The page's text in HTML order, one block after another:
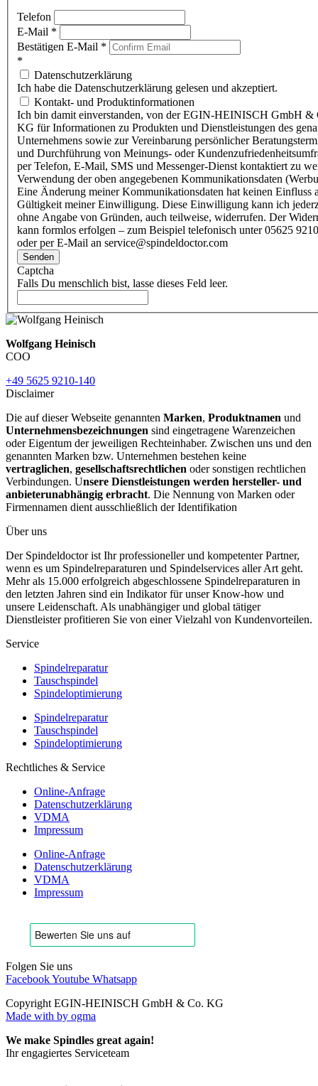
Telefon
E-Mail *
Bestätigen E-Mail *
*
Datenschutzerklärung
Ich habe die Datenschutzerklärung gelesen und akzeptiert.
Kontakt- und Produktinformationen
Ich bin damit einverstanden, von der EGIN-HEINISCH GmbH &
KG für Informationen zu Produkten und Dienstleistungen des
Unternehmens sowie zur Vereinbarung persönlicher
und Durchführung von Meinungs- oder
per Telefon, E-Mail, SMS und Messenger-Dienst kontaktiert zu
Verwendung der oben angegebenen Kommunikationsdaten
Eine Änderung meiner Kommunikationsdaten hat keinen Einfluss
Gültigkeit meiner Einwilligung. Diese Einwilligung kann ich
ohne Angabe von Gründen, auch teilweise, widerrufen. Der
kann formlos erfolgen – zum Beispiel telefonisch unter 05625
oder per E-Mail an service@spindeldoctor.com
Senden
Captcha
Falls Du menschlich bist, lasse dieses Feld leer.
Wolfgang Heinisch
COO
+49 5625 9210-140
Disclaimer
Die auf dieser Webseite genannten Marken, Produktnamen und
Unternehmensbezeichnungen sind eingetragene Warenzeichen
oder Eigentum der jeweiligen Rechteinhaber. Zwischen uns und den
genannten Marken bzw. Unternehmen bestehen keine
vertraglichen, gesellschaftsrechtlichen oder sonstigen rechtlichen
Verbindungen. Unsere Dienstleistungen werden hersteller- und
anbieterunabhängig erbracht. Die Nennung von Marken oder
Firmennamen dient ausschließlich der Identifikation
Über uns
Der Spindeldoctor ist Ihr professioneller und kompetenter Partner,
wenn es um Spindelreparaturen und Spindelservices aller Art geht.
Mehr als 15.000 erfolgreich abgeschlossene Spindelreparaturen in
den letzten Jahren sind ein Indikator für unser Know-how und
unsere Leidenschaft. Als unabhängiger und global tätiger
Dienstleister profitieren Sie von einer Vielzahl von Kundenvorteilen.
Service
Spindelreparatur
Tauschspindel
Spindeloptimierung
Spindelreparatur
Tauschspindel
Spindeloptimierung
Rechtliches & Service
Online-Anfrage
Datenschutzerklärung
VDMA
Impressum
Online-Anfrage
Datenschutzerklärung
VDMA
Impressum
Folgen Sie uns
FacebookYoutube Whatsapp
Copyright EGIN-HEINISCH GmbH & Co. KG
Made with by ogma
We make Spindles great again!
Ihr engagiertes Serviceteam